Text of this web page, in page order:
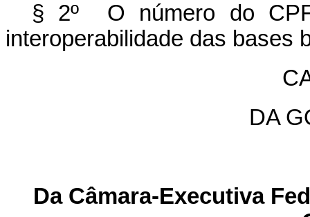
§ 2º O número do
interoperabilidade das bases
DA
Da Câmara-Executiva